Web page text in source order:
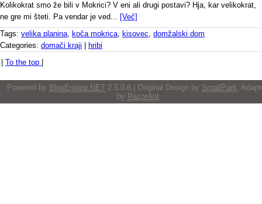
Kolikokrat smo že bili v Mokrici? V eni ali drugi postavi? Hja, kar velikokrat,
ne gre mi šteti. Pa vendar je ved... [Več]
Tags: velika planina, koča mokrica, kisovec, domžalski dom
Categories: domači kraji
hribi
To the top
Powered by BlogEngine.NET 2.5.0.6 | Original Design by SmallPark,
by RazorAnt